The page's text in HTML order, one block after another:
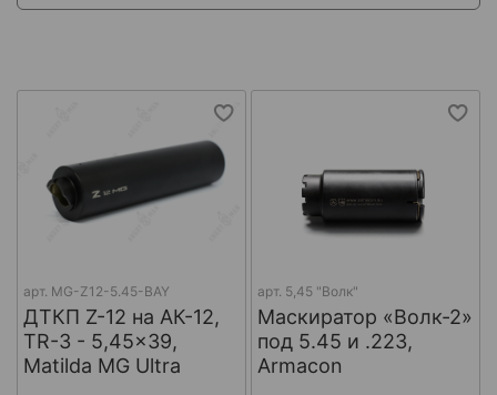
арт. MG-Z12-5.45-BAY
ДТКП Z-12 на АК-12,
TR-3 - 5,45x39,
Matilda MG Ultra
арт. 5,45 "Волк"
Маскиратор «Волк-2»
под 5.45 и .223,
Armacon